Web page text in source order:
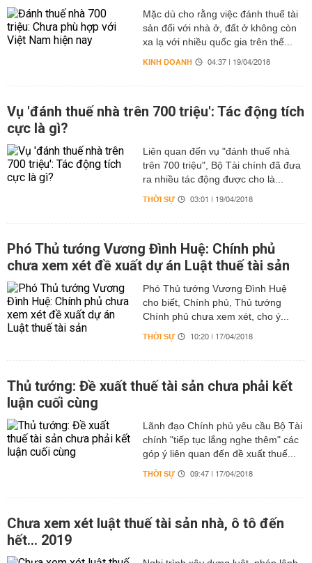
Mặc dù cho rằng việc đánh thuế tài
sản đối với nhà ở, đất ở không còn
xa lạ với nhiều quốc gia trên thế...
KINH DOANH 04:37 | 19/04/2018
Vụ 'đánh thuế nhà trên 700 triệu': Tác động tích
cực là gì?
Liên quan đến vụ "đánh thuế nhà
trên 700 triệu", Bộ Tài chính đã đưa
ra nhiều tác động được cho là...
THỜI SỰ 03:01 | 19/04/2018
Phó Thủ tướng Vương Đình Huệ: Chính phủ
chưa xem xét đề xuất dự án Luật thuế tài sản
Phó Thủ tướng Vương Đình Huệ
cho biết, Chính phủ, Thủ tướng
Chính phủ chưa xem xét, cho ý...
THỜI SỰ 10:20 | 17/04/2018
Thủ tướng: Đề xuất thuế tài sản chưa phải kết
luận cuối cùng
Lãnh đạo Chính phủ yêu cầu Bộ Tài
chính "tiếp tục lắng nghe thêm" các
góp ý liên quan đến đề xuất thuế...
THỜI SỰ 09:47 | 17/04/2018
Chưa xem xét luật thuế tài sản nhà, ô tô đến
hết... 2019